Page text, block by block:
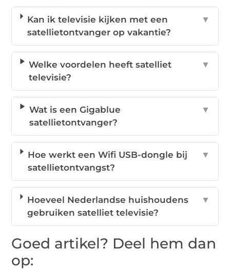
Kan ik televisie kijken met een
satellietontvanger op vakantie?
▼
Welke voordelen heeft satelliet
televisie?
▼
Wat is een Gigablue
satellietontvanger?
▼
Hoe werkt een Wifi USB-dongle bij
satellietontvangst?
▼
Hoeveel Nederlandse huishoudens
gebruiken satelliet televisie?
▼
Goed artikel? Deel hem dan
op: